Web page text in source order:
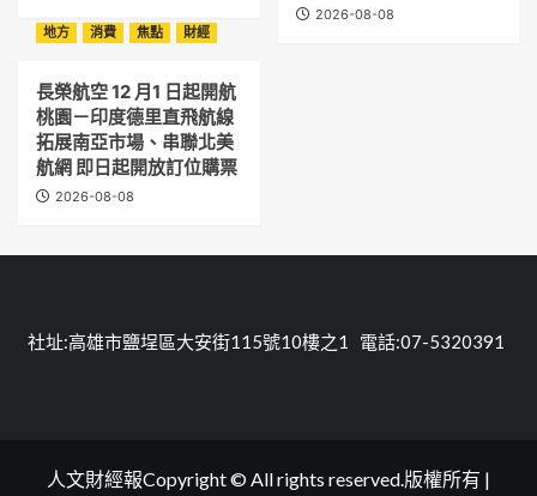
2026-08-08
地方
消費 焦點 財經
長榮航空 12 月1 日起開航
桃園－印度德里直飛航線
拓展南亞市場、串聯北美
航網 即日起開放訂位購票
2026-08-08
社址:高雄市鹽埕區大安街115號10樓之1 電話:07-5320391
人文財經報Copyright © All rights reserved.版權所有 |